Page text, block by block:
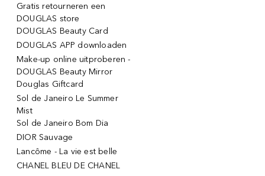
Gratis retourneren een
DOUGLAS store
DOUGLAS Beauty Card
DOUGLAS APP downloaden
Make-up online uitproberen -
DOUGLAS Beauty Mirror
Douglas Giftcard
Sol de Janeiro Le Summer
Mist
Sol de Janeiro Bom Dia
DIOR Sauvage
Lancôme - La vie est belle
CHANEL BLEU DE CHANEL